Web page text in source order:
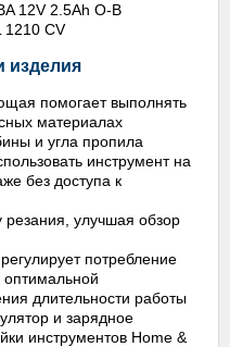
12V 2.5Ah O-B
1210 CV
изделия
помогает выполнять
материалах
и угла пропила
инструмент на
без доступа к
резания, улучшая обзор
потребление
оптимальной
длительности работы
и зарядное
инструментов Home &